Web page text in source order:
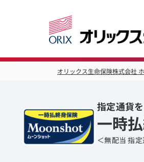
オリックス生命保険株式会社
指定通貨
一時
＜無配当 指